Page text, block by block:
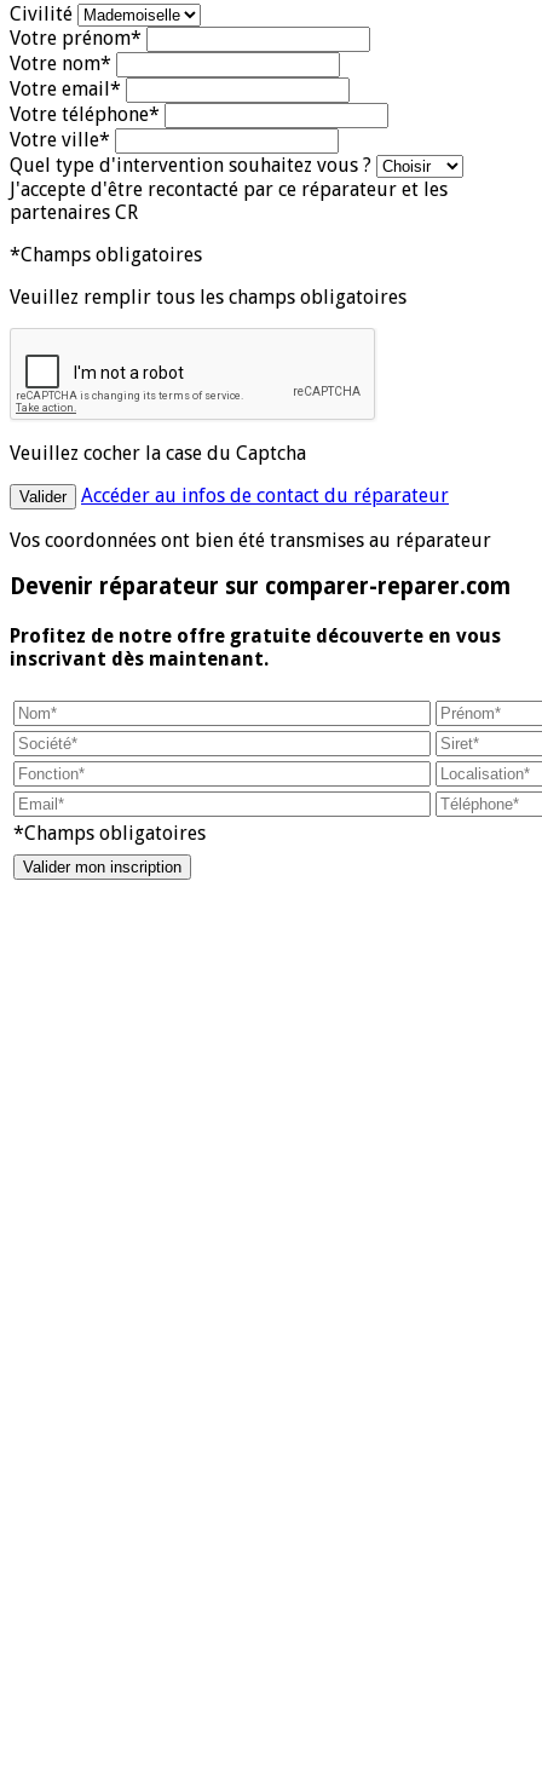
Civilité
Votre prénom*
Votre nom*
Votre email*
Votre téléphone*
Votre ville*
Quel type d'intervention souhaitez vous ?
J'accepte d'être recontacté par ce réparateur et les
partenaires CR
*Champs obligatoires
Veuillez remplir tous les champs obligatoires
Veuillez cocher la case du Captcha
Accéder au infos de contact du réparateur
Vos coordonnées ont bien été transmises au réparateur
Devenir réparateur sur comparer-reparer.com
Profitez de notre offre gratuite découverte en vous
inscrivant dès maintenant.
*Champs obligatoires